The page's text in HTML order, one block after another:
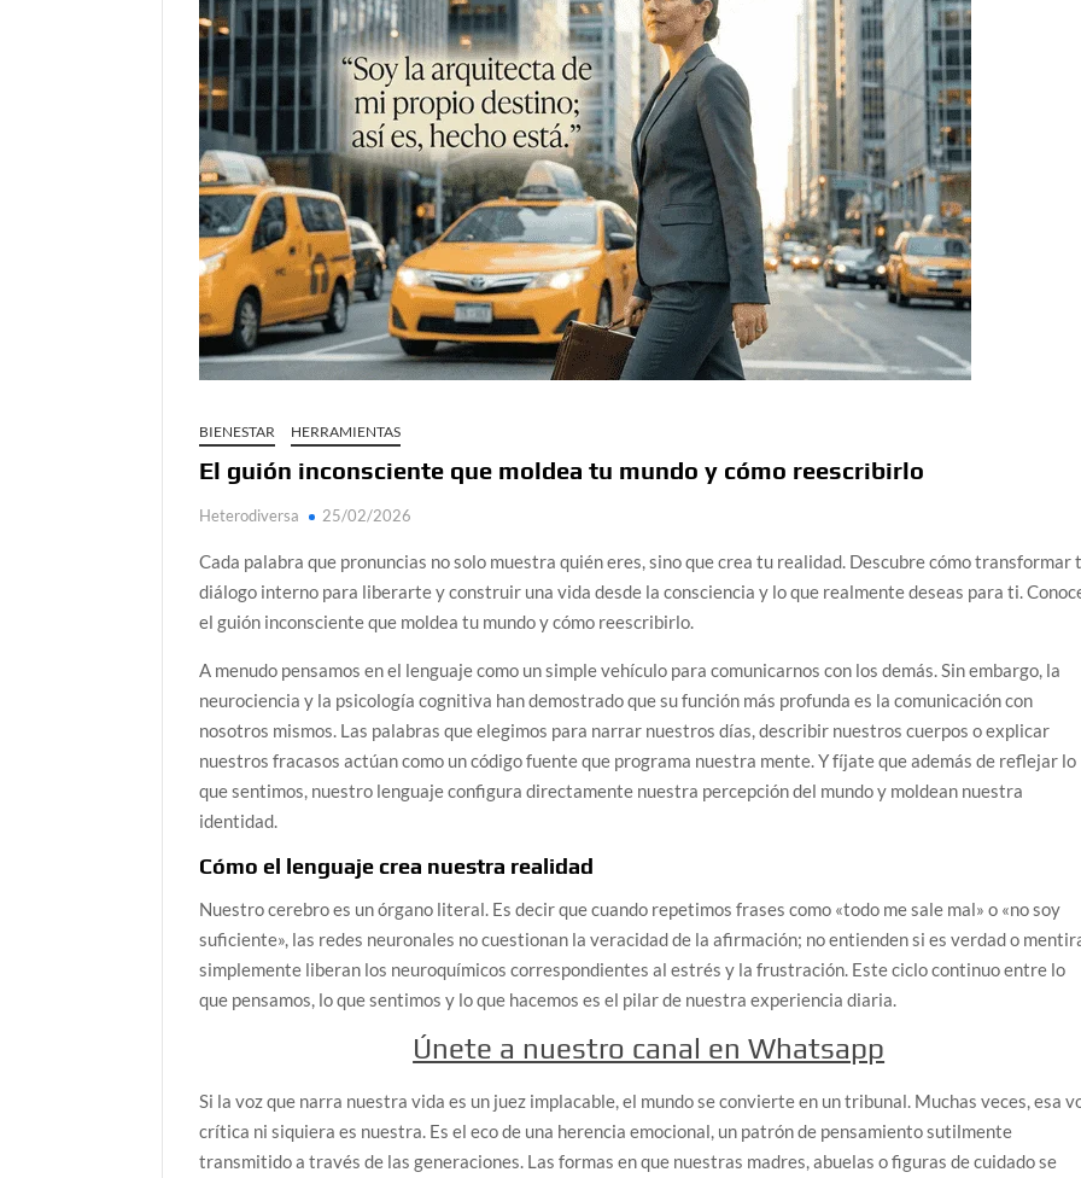
Día de Independencia 2026: de Patria Boba a Colombia polarizada
¿Podemos comunicarnos con seres de otros planos o mundos?
Salud mental digital: cómo frenar la ansiedad que generan las redes sociales
Denuncia por violencia sexual en Colombia: así avanza
¿Cómo descubrir esa conexión energética de la sexualidad sagrada?
BIENESTAR HERRAMIENTAS
El guión inconsciente que moldea tu mundo y cómo reescribirlo
Heterodiversa 25/02/2026
Cada palabra que pronuncias no solo muestra quién eres, sino que crea tu realidad. Descubre cómo transformar
diálogo interno para liberarte y construir una vida desde la consciencia y lo que realmente deseas para ti.
el guión inconsciente que moldea tu mundo y cómo reescribirlo.
A menudo pensamos en el lenguaje como un simple vehículo para comunicarnos con los demás. Sin embargo, la
neurociencia y la psicología cognitiva han demostrado que su función más profunda es la comunicación con
nosotros mismos. Las palabras que elegimos para narrar nuestros días, describir nuestros cuerpos o explicar
nuestros fracasos actúan como un código fuente que programa nuestra mente. Y fíjate que además de reflejar lo
que sentimos, nuestro lenguaje configura directamente nuestra percepción del mundo y moldean nuestra
identidad.
Cómo el lenguaje crea nuestra realidad
Nuestro cerebro es un órgano literal. Es decir que cuando repetimos frases como «todo me sale mal» o «no soy
suficiente», las redes neuronales no cuestionan la veracidad de la afirmación; no entienden si es verdad o
simplemente liberan los neuroquímicos correspondientes al estrés y la frustración. Este ciclo continuo entre lo
que pensamos, lo que sentimos y lo que hacemos es el pilar de nuestra experiencia diaria.
Únete a nuestro canal en Whatsapp
Si la voz que narra nuestra vida es un juez implacable, el mundo se convierte en un tribunal. Muchas veces, esa
crítica ni siquiera es nuestra. Es el eco de una herencia emocional, un patrón de pensamiento sutilmente
transmitido a través de las generaciones. Las formas en que nuestras madres, abuelas o figuras de cuidado se